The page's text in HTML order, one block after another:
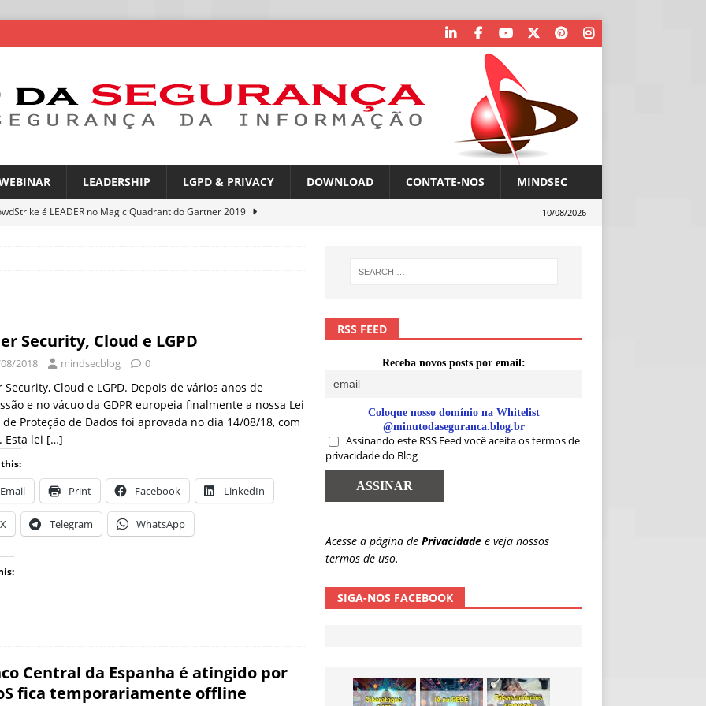
LEADERSHIP LGPD & PRIVACY DOWNLOAD CONTATE-NOS MINDSEC
é LEADER no Magic Quadrant do Gartner 2019
promessas de emprego na Meta, Disney, Coca-Cola e Spotify
guardrails, a autonomia da IA se torna um risco
NOTÍCIAS
taxa de sucesso de phishing para 54%
10/08/2026
Security, Cloud e LGPD
2018 mindsecblog 0
Security, Cloud e LGPD. Depois de vários anos de
e no vácuo da GDPR europeia finalmente a nossa Lei
de Proteção de Dados foi aprovada no dia 14/08/18, com
Esta lei […]
Email Print Facebook LinkedIn
X Telegram WhatsApp
Central da Espanha é atingido por
fica temporariamente offline
RSS FEED
Receba novos posts por email:
Coloque nosso domínio na Whitelist
@minutodaseguranca.blog.br
Assinando este RSS Feed você aceita os termos de
privacidade do Blog
Acesse a página de Privacidade e veja nossos
termos de uso.
SIGA-NOS FACEBOOK